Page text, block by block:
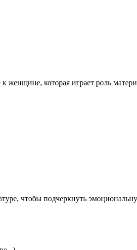
женщине, которая играет роль
чтобы подчеркнуть